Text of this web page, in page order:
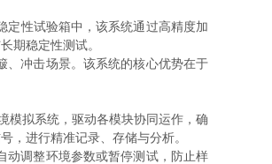
定性试验箱中，该系统通过高精度加
期稳定性测试。
冲击场景。该系统的核心优势在于
拟系统，驱动各模块协同运作，确
，进行精准记录、存储与分析。
调整环境参数或暂停测试，防止样